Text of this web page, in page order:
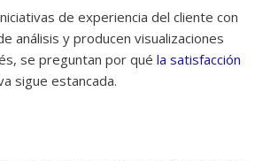
de experiencia del cliente con
análisis y producen visualizaciones
se preguntan por qué la satisfacción
sigue estancada.